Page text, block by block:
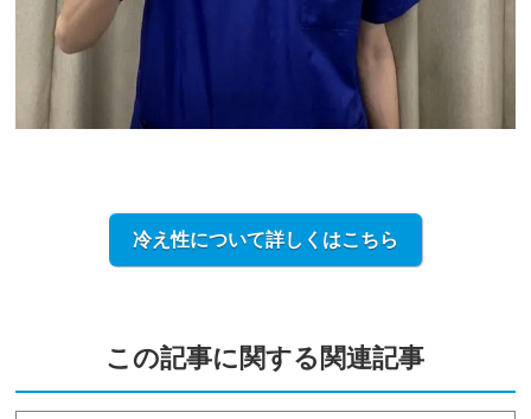
冷え性について詳しくはこちら
この記事に関する関連記事